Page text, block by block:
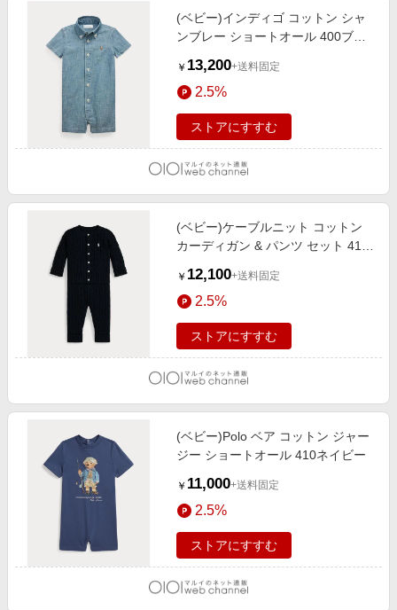
(ベビー)インディゴ コットン シャ
ンブレー ショートオール 400ブル
￥ 13,200+送料固定
2.5%
ストアにすすむ
(ベビー)ケーブルニット コットン
カーディガン & パンツ セット 410
￥ 12,100+送料固定
2.5%
ストアにすすむ
(ベビー)Polo ベア コットン ジャー
ジー ショートオール 410ネイビー
￥ 11,000+送料固定
2.5%
ストアにすすむ